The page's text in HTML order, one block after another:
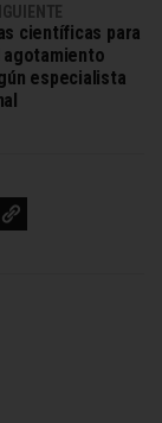
científicas para
especialista
Copy link